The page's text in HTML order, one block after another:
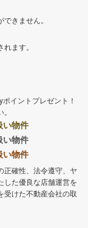
きません。
ます。
イントプレゼント！
い物件
い物件
い物件
正確性、法令遵守、ヤ
した優良な店舗運営を
受けた不動産会社の取